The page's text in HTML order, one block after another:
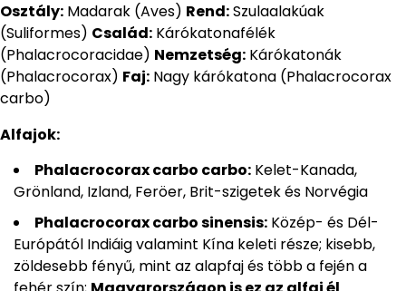
Osztály: Madarak (Aves) Rend:Szulaalakúak
(Suliformes) Család: Kárókatonafélék
(Phalacrocoracidae) Nemzetség: Kárókatonák
(Phalacrocorax) Faj: Nagy kárókatona (Phalacrocorax
carbo)
Alfajok:
Phalacrocorax carbo carbo: Kelet-Kanada,
Grönland, Izland, Feröer, Brit-szigetek és Norvégia
Phalacrocorax carbo sinensis: Közép- és Dél-
Európától Indiáig valamint Kína keleti része; kisebb,
zöldesebb fényű, mint az alapfaj és több a fején a